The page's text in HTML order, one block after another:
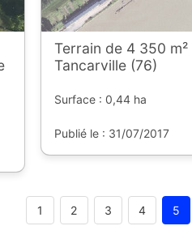
Terrain de 4 350 m²
Tancarville (76)
Surface : 0,44 ha
Publié le : 31/07/2017
1 2 3 4 5